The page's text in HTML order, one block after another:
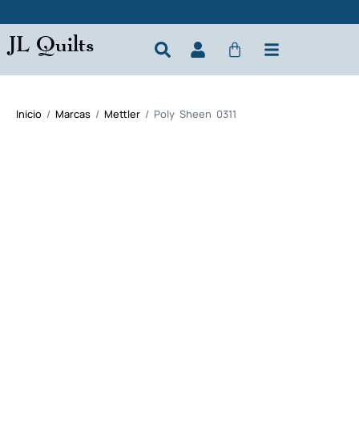
JL Quilts
Inicio / Marcas / Mettler / Poly Sheen 0311